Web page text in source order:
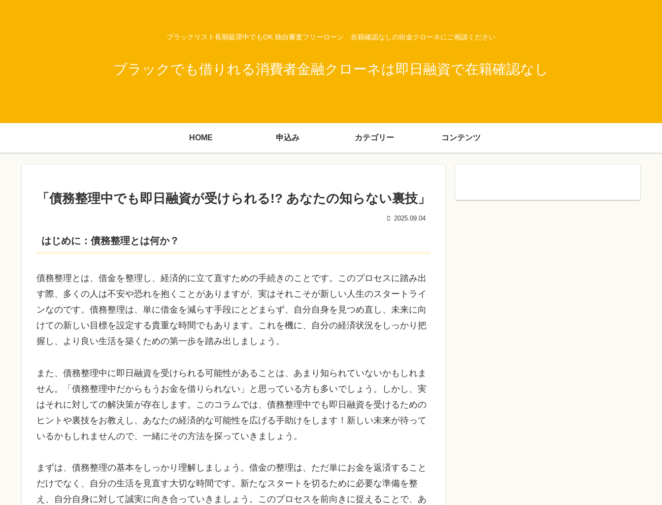
ブラックリスト長期延滞中でもOK 独自審査フリーローン 在籍確認なしの街金クローネにご相談ください
ブラックでも借りれる消費者金融クローネは即日融資で在籍確認なし
HOME 申込み カテゴリー コンテンツ
「債務整理中でも即日融資が受けられる!? あなたの知らない裏技」
2025.09.04
はじめに：債務整理とは何か？
債務整理とは、借金を整理し、経済的に立て直すための手続きのことです。このプロセスに踏み出
す際、多くの人は不安や恐れを抱くことがありますが、実はそれこそが新しい人生のスタートライ
ンなのです。債務整理は、単に借金を減らす手段にとどまらず、自分自身を見つめ直し、未来に向
けての新しい目標を設定する貴重な時間でもあります。これを機に、自分の経済状況をしっかり把
握し、より良い生活を築くための第一歩を踏み出しましょう。
また、債務整理中に即日融資を受けられる可能性があることは、あまり知られていないかもしれま
せん。「債務整理中だからもうお金を借りられない」と思っている方も多いでしょう。しかし、実
はそれに対しての解決策が存在します。このコラムでは、債務整理中でも即日融資を受けるための
ヒントや裏技をお教えし、あなたの経済的な可能性を広げる手助けをします！新しい未来が待って
いるかもしれませんので、一緒にその方法を探っていきましょう。
まずは、債務整理の基本をしっかり理解しましょう。借金の整理は、ただ単にお金を返済すること
だけでなく、自分の生活を見直す大切な時間です。新たなスタートを切るために必要な準備を整
え、自分自身に対して誠実に向き合っていきましょう。このプロセスを前向きに捉えることで、あ